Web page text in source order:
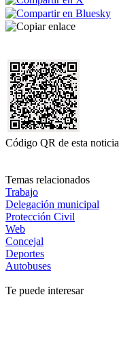
Código QR de esta noticia
Temas relacionados
Trabajo
Delegación municipal
Protección Civil
Web
Concejal
Deportes
Autobuses
Te puede interesar